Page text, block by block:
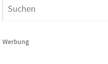
Werbung